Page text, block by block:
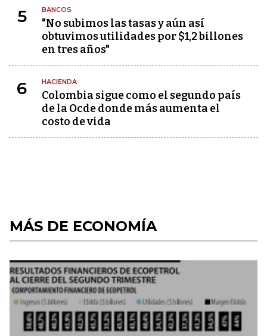
5 BANCOS
"No subimos las tasas y aún así
obtuvimos utilidades por $1,2 billones
en tres años"
6 HACIENDA
Colombia sigue como el segundo país
de la Ocde donde más aumenta el
costo de vida
MÁS DE ECONOMÍA